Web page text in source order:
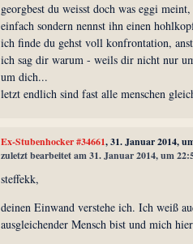
georgbest du weisst doch was eggi
einfach sondern nennst ihn einen
ich finde du gehst voll konfrontation,
ich sag dir warum - weils dir nicht nur
um dich...
letzt endlich sind fast alle menschen
Ex-Stubenhocker #34661, 31. Januar 2014,
zuletzt bearbeitet am 31. Januar 2014, um
steffekk,
deinen Einwand verstehe ich. Ich weiß
ausgleichender Mensch bist und mich